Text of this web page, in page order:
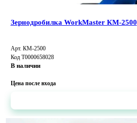
Зернодробилка WorkMaster КМ-2500
Арт. КМ-2500
Код Т0000658028
В наличии
Цена после входа